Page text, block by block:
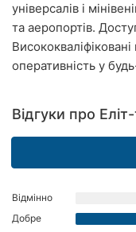
Житомир
Тернопіль
Рівне
Київ
універсалів і
та аеропортів.
оперативність у
Відгуки про
Відмінно
Добре